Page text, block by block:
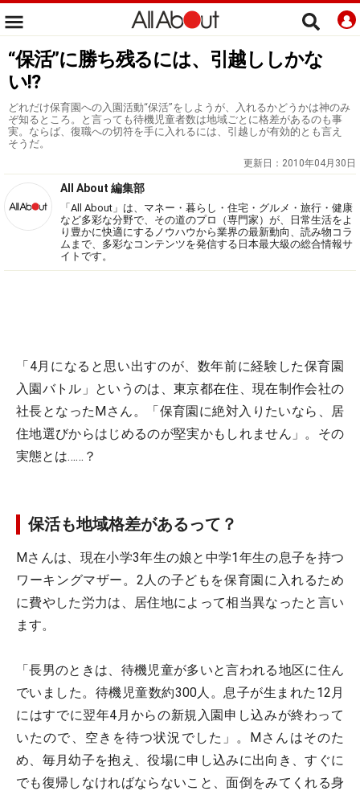
“保活”に勝ち残るには、引越ししかな
い!?
どれだけ保育園への入園活動“保活”をしようが、入れるかどうかは神のみ
ぞ知るところ。と言っても待機児童者数は地域ごとに格差があるのも事
実。ならば、復職への切符を手に入れるには、引越しが有効的とも言え
そうだ。
更新日： 2010年04月30日
All About 編集部
「All About」は、マネー・暮らし・住宅・グルメ・旅行・健康
など多彩な分野で、その道のプロ（専門家）が、日常生活をよ
り豊かに快適にするノウハウから業界の最新動向、読み物コラ
ムまで、多彩なコンテンツを発信する日本最大級の総合情報サ
イトです。
「4月になると思い出すのが、数年前に経験した保育園
入園バトル」というのは、東京都在住、現在制作会社の
社長となったMさん。「保育園に絶対入りたいなら、居
住地選びからはじめるのが堅実かもしれません」。その
実態とは……？
保活も地域格差があるって？
Mさんは、現在小学3年生の娘と中学1年生の息子を持つ
ワーキングマザー。2人の子どもを保育園に入れるため
に費やした労力は、居住地によって相当異なったと言い
ます。
「長男のときは、待機児童が多いと言われる地区に住ん
でいました。待機児童数約300人。息子が生まれた12月
にはすでに翌年4月からの新規入園申し込みが終わって
いたので、空きを待つ状況でした」。Mさんはそのた
め、毎月幼子を抱え、役場に申し込みに出向き、すぐに
でも復帰しなければならないこと、面倒をみてくれる身